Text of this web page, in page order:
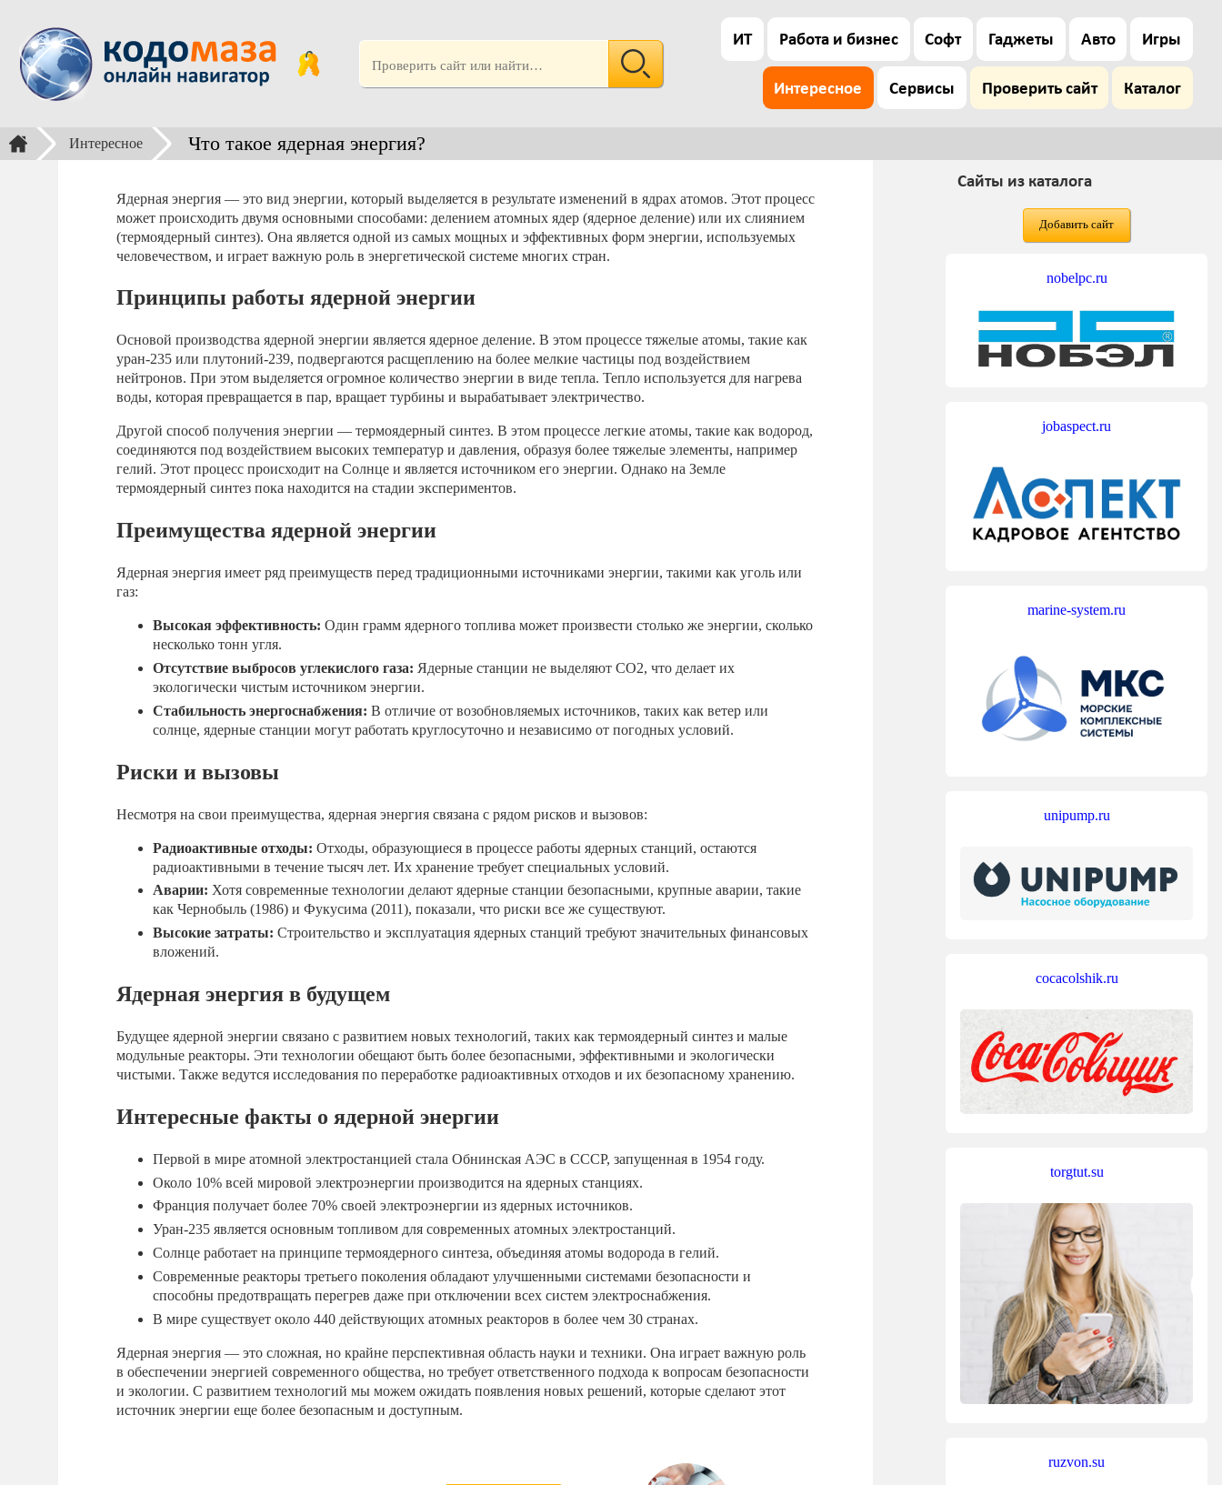
ИТ Работа и бизнес Софт Гаджеты Авто Игры
Интересное Сервисы Проверить сайт Каталог
Интересное Что такое ядерная энергия?
Ядерная энергия — это вид энергии, который выделяется в результате изменений в ядрах атомов. Этот процесс
может происходить двумя основными способами: делением атомных ядер (ядерное деление) или их слиянием
(термоядерный синтез). Она является одной из самых мощных и эффективных форм энергии, используемых
человечеством, и играет важную роль в энергетической системе многих стран.
Принципы работы ядерной энергии
Основой производства ядерной энергии является ядерное деление. В этом процессе тяжелые атомы, такие как
уран-235 или плутоний-239, подвергаются расщеплению на более мелкие частицы под воздействием
нейтронов. При этом выделяется огромное количество энергии в виде тепла. Тепло используется для нагрева
воды, которая превращается в пар, вращает турбины и вырабатывает электричество.
Другой способ получения энергии — термоядерный синтез. В этом процессе легкие атомы, такие как водород,
соединяются под воздействием высоких температур и давления, образуя более тяжелые элементы, например
гелий. Этот процесс происходит на Солнце и является источником его энергии. Однако на Земле
термоядерный синтез пока находится на стадии экспериментов.
Преимущества ядерной энергии
Ядерная энергия имеет ряд преимуществ перед традиционными источниками энергии, такими как уголь или
газ:
Высокая эффективность: Один грамм ядерного топлива может произвести столько же энергии, сколько
несколько тонн угля.
Отсутствие выбросов углекислого газа: Ядерные станции не выделяют CO2, что делает их
экологически чистым источником энергии.
Стабильность энергоснабжения: В отличие от возобновляемых источников, таких как ветер или
солнце, ядерные станции могут работать круглосуточно и независимо от погодных условий.
Риски и вызовы
Несмотря на свои преимущества, ядерная энергия связана с рядом рисков и вызовов:
Радиоактивные отходы: Отходы, образующиеся в процессе работы ядерных станций, остаются
радиоактивными в течение тысяч лет. Их хранение требует специальных условий.
Аварии: Хотя современные технологии делают ядерные станции безопасными, крупные аварии, такие
как Чернобыль (1986) и Фукусима (2011), показали, что риски все же существуют.
Высокие затраты: Строительство и эксплуатация ядерных станций требуют значительных финансовых
вложений.
Ядерная энергия в будущем
Будущее ядерной энергии связано с развитием новых технологий, таких как термоядерный синтез и малые
модульные реакторы. Эти технологии обещают быть более безопасными, эффективными и экологически
чистыми. Также ведутся исследования по переработке радиоактивных отходов и их безопасному хранению.
Интересные факты о ядерной энергии
Первой в мире атомной электростанцией стала Обнинская АЭС в СССР, запущенная в 1954 году.
Около 10% всей мировой электроэнергии производится на ядерных станциях.
Франция получает более 70% своей электроэнергии из ядерных источников.
Уран-235 является основным топливом для современных атомных электростанций.
Солнце работает на принципе термоядерного синтеза, объединяя атомы водорода в гелий.
Современные реакторы третьего поколения обладают улучшенными системами безопасности и
способны предотвращать перегрев даже при отключении всех систем электроснабжения.
В мире существует около 440 действующих атомных реакторов в более чем 30 странах.
Ядерная энергия — это сложная, но крайне перспективная область науки и техники. Она играет важную роль
в обеспечении энергией современного общества, но требует ответственного подхода к вопросам безопасности
и экологии. С развитием технологий мы можем ожидать появления новых решений, которые сделают этот
источник энергии еще более безопасным и доступным.
Сайты из каталога
Добавить сайт
nobelpc.ru
jobaspect.ru
marine-system.ru
unipump.ru
cocacolshik.ru
torgtut.su
ruzvon.su